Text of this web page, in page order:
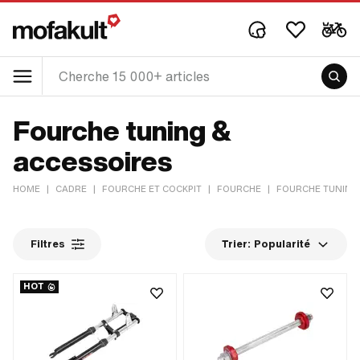
Fourche tuning &
accessoires
HOME | CADRE | FOURCHE ET COCKPIT | FOURCHE | FOURCHE
Filtres Trier: Popularité
HOT